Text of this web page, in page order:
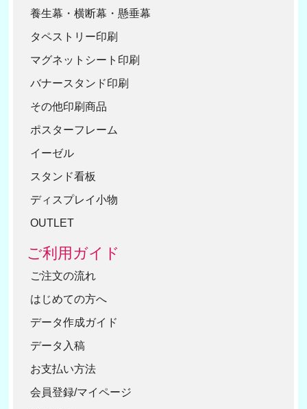
50
養生幕・横断幕・懸垂幕
タペストリー印刷
マグネットシート印刷
バナースタンド印刷
その他印刷商品
ポスターフレーム
イーゼル
スタンド看板
ディスプレイ小物
OUTLET
ご利用ガイド
ご注文の流れ
はじめての方へ
データ作成ガイド
データ入稿
お支払い方法
会員登録/マイページ